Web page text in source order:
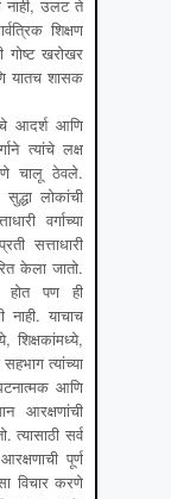
नाही, उलट ते
शिक्षण
गोष्ट खरोखर
यातच शासक
आदर्श आणि
त्यांचे लक्ष
चालू ठेवले.
लोकांची
वर्गाच्या
सत्ताधारी
केला जातो.
होत पण ही
याचाच
शिक्षकांमध्ये,
त्यांच्या
आणि
आरक्षणांची
त्यासाठी सर्व
पूर्ण
विचार करणे